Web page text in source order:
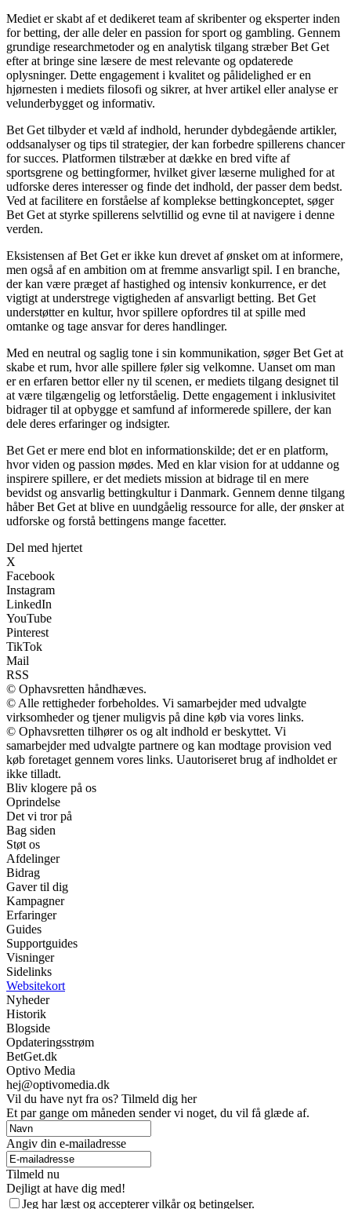
Mediet er skabt af et dedikeret team af skribenter og eksperter inden
for betting, der alle deler en passion for sport og gambling. Gennem
grundige researchmetoder og en analytisk tilgang stræber Bet Get
efter at bringe sine læsere de mest relevante og opdaterede
oplysninger. Dette engagement i kvalitet og pålidelighed er en
hjørnesten i mediets filosofi og sikrer, at hver artikel eller analyse er
velunderbygget og informativ.
Bet Get tilbyder et væld af indhold, herunder dybdegående artikler,
oddsanalyser og tips til strategier, der kan forbedre spillerens chancer
for succes. Platformen tilstræber at dække en bred vifte af
sportsgrene og bettingformer, hvilket giver læserne mulighed for at
udforske deres interesser og finde det indhold, der passer dem bedst.
Ved at facilitere en forståelse af komplekse bettingkonceptet, søger
Bet Get at styrke spillerens selvtillid og evne til at navigere i denne
verden.
Eksistensen af Bet Get er ikke kun drevet af ønsket om at informere,
men også af en ambition om at fremme ansvarligt spil. I en branche,
der kan være præget af hastighed og intensiv konkurrence, er det
vigtigt at understrege vigtigheden af ansvarligt betting. Bet Get
understøtter en kultur, hvor spillere opfordres til at spille med
omtanke og tage ansvar for deres handlinger.
Med en neutral og saglig tone i sin kommunikation, søger Bet Get at
skabe et rum, hvor alle spillere føler sig velkomne. Uanset om man
er en erfaren bettor eller ny til scenen, er mediets tilgang designet til
at være tilgængelig og letforståelig. Dette engagement i inklusivitet
bidrager til at opbygge et samfund af informerede spillere, der kan
dele deres erfaringer og indsigter.
Bet Get er mere end blot en informationskilde; det er en platform,
hvor viden og passion mødes. Med en klar vision for at uddanne og
inspirere spillere, er det mediets mission at bidrage til en mere
bevidst og ansvarlig bettingkultur i Danmark. Gennem denne tilgang
håber Bet Get at blive en uundgåelig ressource for alle, der ønsker at
udforske og forstå bettingens mange facetter.
Del med hjertet
X
Facebook
Instagram
LinkedIn
YouTube
Pinterest
TikTok
Mail
RSS
© Ophavsretten håndhæves.
© Alle rettigheder forbeholdes. Vi samarbejder med udvalgte
virksomheder og tjener muligvis på dine køb via vores links.
© Ophavsretten tilhører os og alt indhold er beskyttet. Vi
samarbejder med udvalgte partnere og kan modtage provision ved
køb foretaget gennem vores links. Uautoriseret brug af indholdet er
ikke tilladt.
Bliv klogere på os
Oprindelse
Det vi tror på
Bag siden
Støt os
Afdelinger
Bidrag
Gaver til dig
Kampagner
Erfaringer
Guides
Supportguides
Visninger
Sidelinks
Websitekort
Nyheder
Historik
Blogside
Opdateringsstrøm
BetGet.dk
Optivo Media
hej@optivomedia.dk
Vil du have nyt fra os? Tilmeld dig her
Et par gange om måneden sender vi noget, du vil få glæde af.
Angiv din e-mailadresse
Tilmeld nu
Dejligt at have dig med!
Jeg har læst og accepterer vilkår og betingelser.